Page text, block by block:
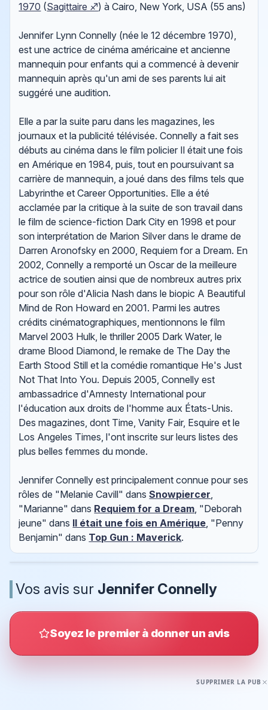
1970 (Sagittaire ♐) à Cairo, New York, USA (55 ans)
Jennifer Lynn Connelly (née le 12 décembre 1970),
est une actrice de cinéma américaine et ancienne
mannequin pour enfants qui a commencé à devenir
mannequin après qu'un ami de ses parents lui ait
suggéré une audition.
Elle a par la suite paru dans les magazines, les
journaux et la publicité télévisée. Connelly a fait ses
débuts au cinéma dans le film policier Il était une fois
en Amérique en 1984, puis, tout en poursuivant sa
carrière de mannequin, a joué dans des films tels que
Labyrinthe et Career Opportunities. Elle a été
acclamée par la critique à la suite de son travail dans
le film de science-fiction Dark City en 1998 et pour
son interprétation de Marion Silver dans le drame de
Darren Aronofsky en 2000, Requiem for a Dream. En
2002, Connelly a remporté un Oscar de la meilleure
actrice de soutien ainsi que de nombreux autres prix
pour son rôle d'Alicia Nash dans le biopic A Beautiful
Mind de Ron Howard en 2001. Parmi les autres
crédits cinématographiques, mentionnons le film
Marvel 2003 Hulk, le thriller 2005 Dark Water, le
drame Blood Diamond, le remake de The Day the
Earth Stood Still et la comédie romantique He's Just
Not That Into You. Depuis 2005, Connelly est
ambassadrice d'Amnesty International pour
l'éducation aux droits de l'homme aux États-Unis.
Des magazines, dont Time, Vanity Fair, Esquire et le
Los Angeles Times, l'ont inscrite sur leurs listes des
plus belles femmes du monde.
Jennifer Connelly est principalement connue pour ses
rôles de "Melanie Cavill" dansSnowpiercer,
"Marianne" dans Requiem for a Dream, "Deborah
jeune" dans Il était une fois en Amérique, "Penny
Benjamin" dans Top Gun : Maverick.
Vos avis sur Jennifer Connelly
Soyez le premier à donner un avis
SUPPRIMER LA PUB